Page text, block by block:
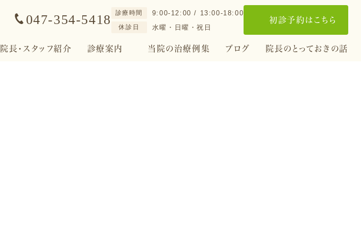
047-354-5418 診療時間 9:00-12:00 / 13:00-18:00
休診日 水曜・日曜・祝日
初診予約はこちら
院長・スタッフ紹介 診療案内 当院の治療例集 ブログ 院長のとっておきの話